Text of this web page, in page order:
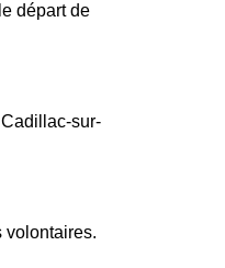
départ de
sur-
volontaires.